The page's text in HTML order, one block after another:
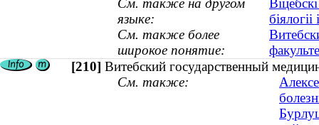
См. также на другом
языке:
См. также более
широкое понятие:
[210] Витебский государственный
См. также: